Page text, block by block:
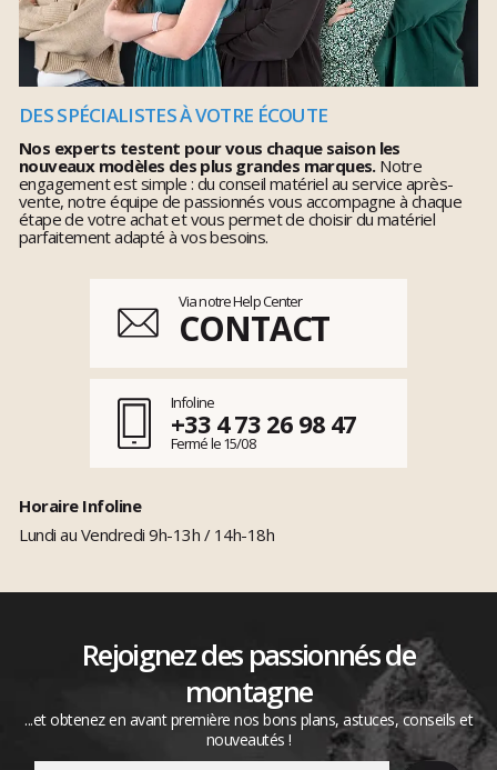
DES SPÉCIALISTES À VOTRE ÉCOUTE
Nos experts testent pour vous chaque saison les
nouveaux modèles des plus grandes marques.Notre
engagement est simple : du conseil matériel au service après-
vente, notre équipe de passionnés vous accompagne à chaque
étape de votre achat et vous permet de choisir du matériel
parfaitement adapté à vos besoins.
Via notre Help Center
CONTACT
Infoline
+33 4 73 26 98 47
Fermé le 15/08
Horaire Infoline
Lundi au Vendredi 9h-13h / 14h-18h
Rejoignez des passionnés de
montagne
...et obtenez en avant première nos bons plans, astuces, conseils et
nouveautés !